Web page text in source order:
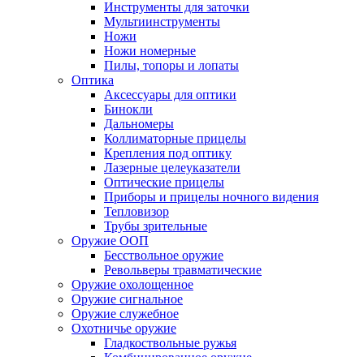
Инструменты для заточки
Мультиинструменты
Ножи
Ножи номерные
Пилы, топоры и лопаты
Оптика
Аксессуары для оптики
Бинокли
Дальномеры
Коллиматорные прицелы
Крепления под оптику
Лазерные целеуказатели
Оптические прицелы
Приборы и прицелы ночного видения
Тепловизор
Трубы зрительные
Оружие ООП
Бесствольное оружие
Револьверы травматические
Оружие охолощенное
Оружие сигнальное
Оружие служебное
Охотничье оружие
Гладкоствольные ружья